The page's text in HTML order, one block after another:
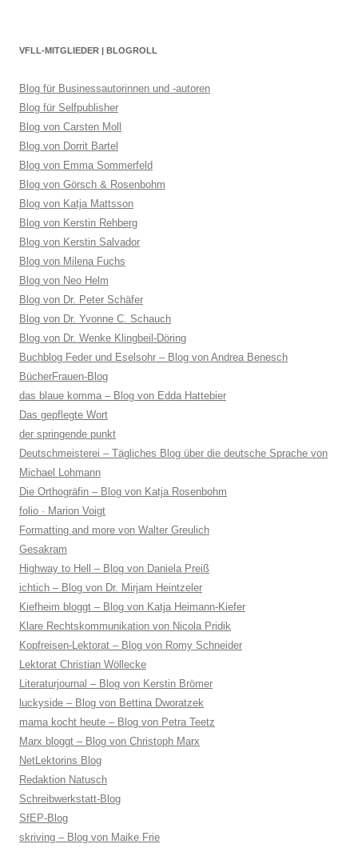
VFLL-MITGLIEDER | BLOGROLL
Blog für Businessautorinnen und -autoren
Blog für Selfpublisher
Blog von Carsten Moll
Blog von Dorrit Bartel
Blog von Emma Sommerfeld
Blog von Görsch & Rosenbohm
Blog von Katja Mattsson
Blog von Kerstin Rehberg
Blog von Kerstin Salvador
Blog von Milena Fuchs
Blog von Neo Helm
Blog von Dr. Peter Schäfer
Blog von Dr. Yvonne C. Schauch
Blog von Dr. Wenke Klingbeil-Döring
Buchblog Feder und Eselsohr – Blog von Andrea Benesch
BücherFrauen-Blog
das blaue komma – Blog von Edda Hattebier
Das gepflegte Wort
der springende punkt
Deutschmeisterei – Tägliches Blog über die deutsche Sprache von
Michael Lohmann
Die Orthogräfin – Blog von Katja Rosenbohm
folio · Marion Voigt
Formatting and more von Walter Greulich
Gesakram
Highway to Hell – Blog von Daniela Preiß
ichtich – Blog von Dr. Mirjam Heintzeler
Kiefheim bloggt – Blog von Katja Heimann-Kiefer
Klare Rechtskommunikation von Nicola Pridik
Kopfreisen-Lektorat – Blog von Romy Schneider
Lektorat Christian Wöllecke
Literaturjournal – Blog von Kerstin Brömer
luckyside – Blog von Bettina Dworatzek
mama kocht heute – Blog von Petra Teetz
Marx bloggt – Blog von Christoph Marx
NetLektorins Blog
Redaktion Natusch
Schreibwerkstatt-Blog
SfEP-Blog
skriving – Blog von Maike Frie